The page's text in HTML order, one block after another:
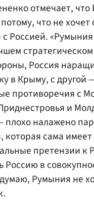
отмечает, что
что не хочет
Россией.
Россия
в Крыму, с другой
противоречия с
и
плохо налажено
которая сама имеет
претензии к
Россию в
Румыния не